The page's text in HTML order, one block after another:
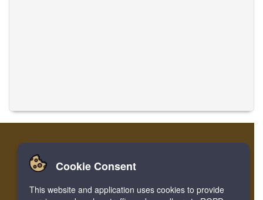
家 ログイン 登録
Facebook Twitter Bookmark
Cookie Consent
This website and application uses cookies to provide